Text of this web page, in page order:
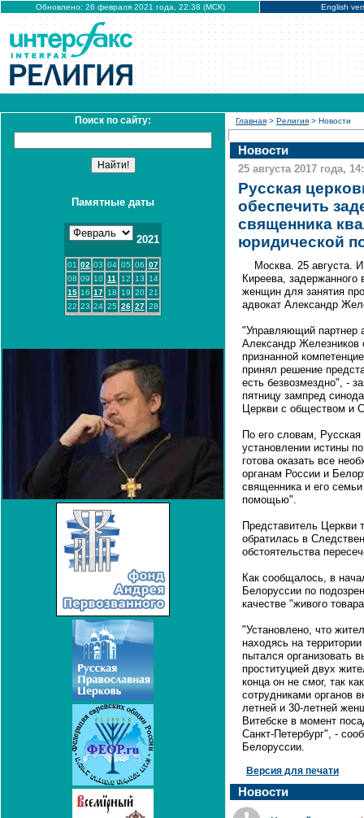
Обновлено: 26 февраля 2021 года, 22:38 (МСК) English
Поиск по сайту:
Памятные даты
2021
01 02 03 04 05 06 07
08 09 10 11 12 13
14
15 16 17 18 19 20 21
22 23 24 25 26 27 28
Главная > Религия > Новости
Новости
25 августа 2017 года,
Русская
обеспечить
священника
юридической
Москва. 25 августа.
Киреева,
женщин для занятия
адвокат Александр
"Управляющий партнер
Александр Железников
признанной
принял решение
есть безвозмездно", -
пятницу зампред
Церкви с обществом и
По его словам, Русская
установлении истины
готова оказать все
органам России и
священника и его
помощью".
Представитель Церкви
обратилась в
обстоятельства
Как сообщалось, в
Белоруссии по
качестве "живого
"Установлено, что
находясь на
пытался организовать
проституцией двух
конца он не смог, так
сотрудниками органов
летней и 30-летней
Витебске в момент
Санкт-Петербург", -
Белоруссии.
Версия для печати
Новости